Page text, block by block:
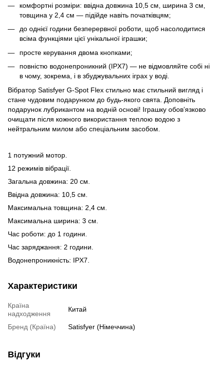
комфортні розміри: ввідна довжина 10,5 см, ширина 3 см,
товщина у 2,4 см — підійде навіть початківцям;
до однієї години безперервної роботи, щоб насолодитися
всіма функціями цієї унікальної іграшки;
просте керування двома кнопками;
повністю водонепроникний (IPX7) — не відмовляйте собі ні
в чому, зокрема, і в збуджувальних іграх у воді.
Вібратор Satisfyer G-Spot Flex стильно має стильний вигляд і
стане чудовим подарунком до будь-якого свята. Доповніть
подарунок лубрикантом на водній основі! Іграшку обов’язково
очищати після кожного використання теплою водою з
нейтральним милом або спеціальним засобом.
1 потужний мотор.
12 режимів вібрації.
Загальна довжина: 20 см.
Ввідна довжина: 10,5 см.
Максимальна товщина: 2,4 см.
Максимальна ширина: 3 см.
Час роботи: до 1 години.
Час заряджання: 2 години.
Водонепроникність: IPX7.
Характеристики
Країна
надходження
Китай
Бренд (Країна) Satisfyer (Німеччина)
Відгуки